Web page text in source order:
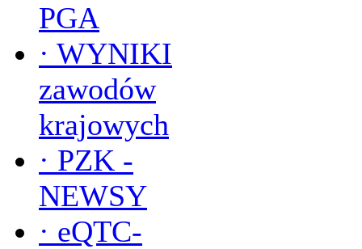
PGA
· WYNIKI
zawodów
krajowych
· PZK -
NEWSY
· eQTC-